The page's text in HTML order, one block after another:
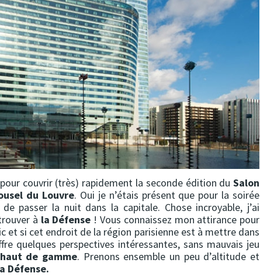
couvrir (très) rapidement la seconde édition duSalon
du Louvre. Oui je n’étais présent que pour la soirée
passer la nuit dans la capitale. Chose incroyable, j’ai
à la Défense ! Vous connaissez mon attirance pour
et si cet endroit de la région parisienne est à mettre dans
quelques perspectives intéressantes, sans mauvais jeu
de gamme. Prenons ensemble un peu d’altitude et
Défense.